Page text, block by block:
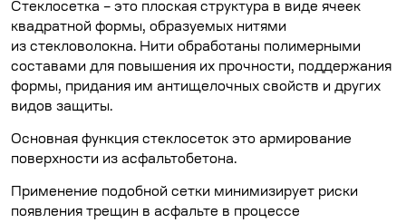
Стеклосетка – это плоская структура в виде ячеек
квадратной формы, образуемых нитями
из стекловолокна. Нити обработаны полимерными
составами для повышения их прочности, поддержания
формы, придания им антищелочных свойств и других
видов защиты.
Основная функция стеклосеток это армирование
поверхности из асфальтобетона.
Применение подобной сетки минимизирует риски
появления трещин в асфальте в процессе